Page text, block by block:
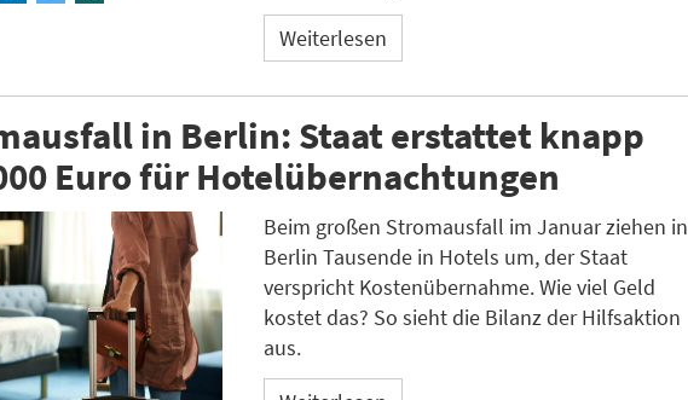
Weiterlesen
in Berlin: Staat erstattet knapp
Euro für Hotelübernachtungen
Beim großen Stromausfall im Januar ziehen in
Berlin Tausende in Hotels um, der Staat
verspricht Kostenübernahme. Wie viel Geld
kostet das? So sieht die Bilanz der Hilfsaktion
aus.